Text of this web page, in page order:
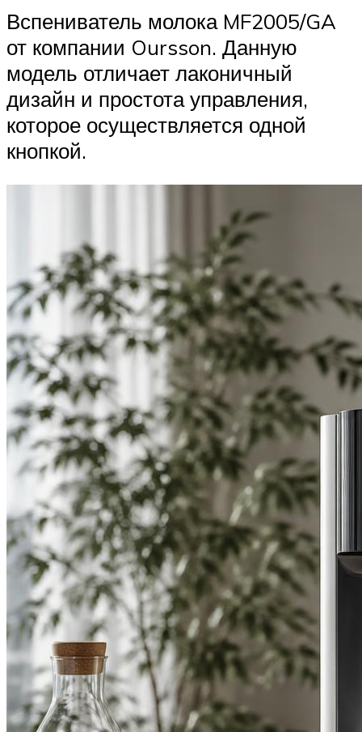
Вспениватель молока MF2005/GA
от компании Oursson. Данную
модель отличает лаконичный
дизайн и простота управления,
которое осуществляется одной
кнопкой.